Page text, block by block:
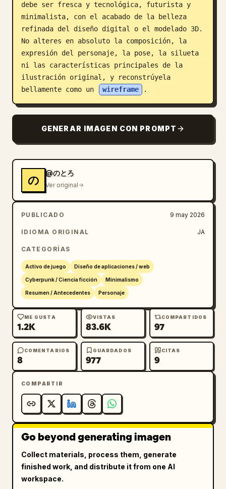
debe ser fresca y tecnológica, futurista y
minimalista, con el acabado de la belleza
refinada del diseño digital o el modelado 3D.
No alteres en absoluto la composición, la
expresión del personaje, la pose, la silueta
ni las características principales de la
ilustración original, y reconstrúyela
bellamente como un
wireframe .
GENERAR IMAGEN CON PROMPT
の
@のとろ
Ver original
PUBLICADO 9 may 2026
IDIOMA ORIGINAL JA
CATEGORÍAS
Activo de juego Diseño de aplicaciones / web
Cyberpunk / Ciencia ficción Minimalismo
Resumen / Antecedentes Personaje
ME GUSTA
1.2K
VISTAS
83.6K
COMPARTIDOS
97
COMENTARIOS
8
GUARDADOS
977
CITAS
9
COMPARTIR
Go beyond generating imagen
Collect materials, process them, generate
finished work, and distribute it from one AI
workspace.